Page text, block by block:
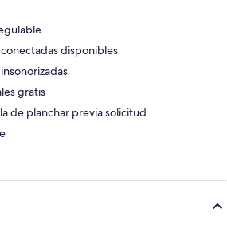
disponibles
gratis
de planchar previa solicitud